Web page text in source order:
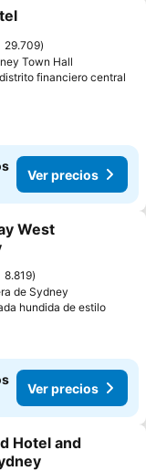
29.709
Town Hall
financiero central
Ver precios
West
8.819
de Sydney
hundida de estilo
Ver precios
favoritos
Hotel and